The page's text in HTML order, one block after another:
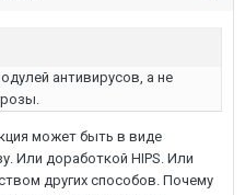
антивирусов, а не
может быть в виде
Или доработкой HIPS. Или
других способов. Почему